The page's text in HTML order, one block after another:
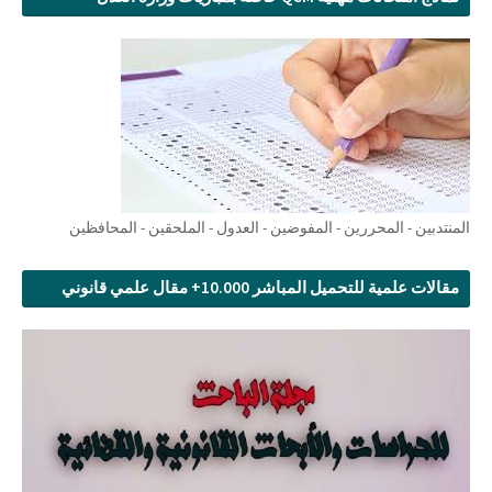
المنتدبين - المحررين - المفوضين - العدول - الملحقين - المحافظين
مقالات علمية للتحميل المباشر 10.000+ مقال علمي قانوني